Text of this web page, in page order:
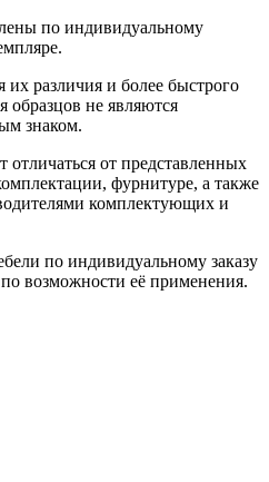
по индивидуальному
различия и более быстрого
образцов не являются
знаком.
отличаться от представленных
фурнитуре, а также
комплектующих и
по индивидуальному заказу
возможности её применения.